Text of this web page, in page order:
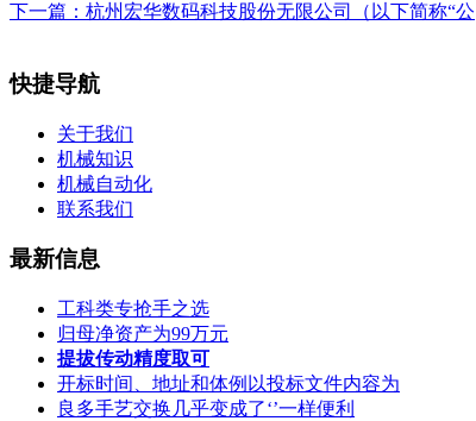
下一篇： 杭州宏华数码科技股份无限公司（以下简称“公
快捷导航
关于我们
机械知识
机械自动化
联系我们
最新信息
工科类专抢手之选
归母净资产为99万元
提拔传动精度取可
开标时间、地址和体例以投标文件内容为
良多手艺交换几乎变成了‘’一样便利